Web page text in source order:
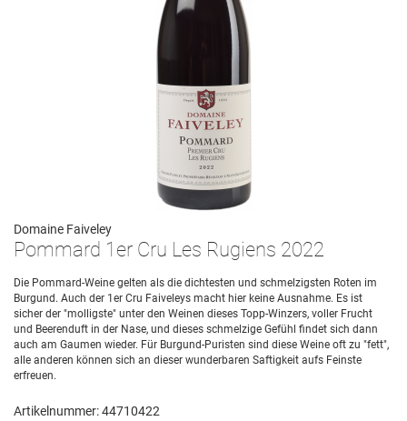
Domaine Faiveley
Pommard 1er Cru Les Rugiens 2022
Die Pommard-Weine gelten als die dichtesten und schmelzigsten Roten im
Burgund. Auch der 1er Cru Faiveleys macht hier keine Ausnahme. Es ist
sicher der "molligste" unter den Weinen dieses Topp-Winzers, voller Frucht
und Beerenduft in der Nase, und dieses schmelzige Gefühl findet sich dann
auch am Gaumen wieder. Für Burgund-Puristen sind diese Weine oft zu "fett",
alle anderen können sich an dieser wunderbaren Saftigkeit aufs Feinste
erfreuen.
Artikelnummer: 44710422